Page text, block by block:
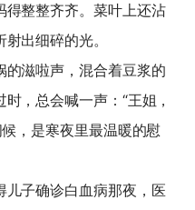
得整整齐齐。菜叶上还沾
出细碎的光。
滋啦声，混合着豆浆的
，总会喊一声：“王姐，
，是寒夜里最温暖的慰
子确诊白血病那夜，医